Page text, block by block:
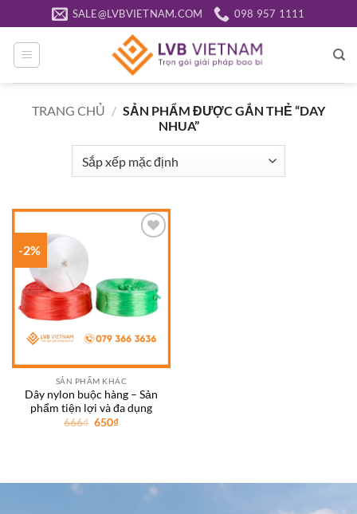
qua
nội
dung
SALE@LVBVIETNAM.COM 098 957 1111
TRANG CHỦ / SẢN PHẨM ĐƯỢC GẮN THẺ “DAY
NHUA”
-2%
SẢN PHẨM KHÁC
Dây nylon buộc hàng – Sản
phẩm tiện lợi và đa dụng
666₫ Giá
650₫Giá